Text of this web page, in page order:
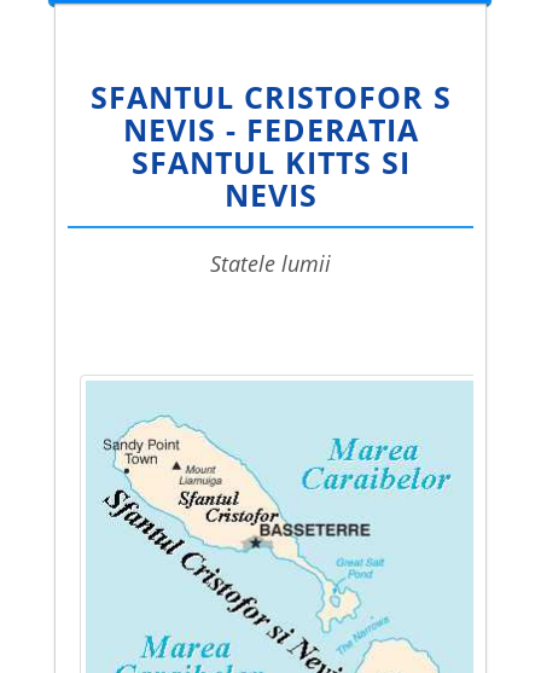
SFANTUL CRISTOFOR S
NEVIS - FEDERATIA
SFANTUL KITTS SI
NEVIS
statele lumii